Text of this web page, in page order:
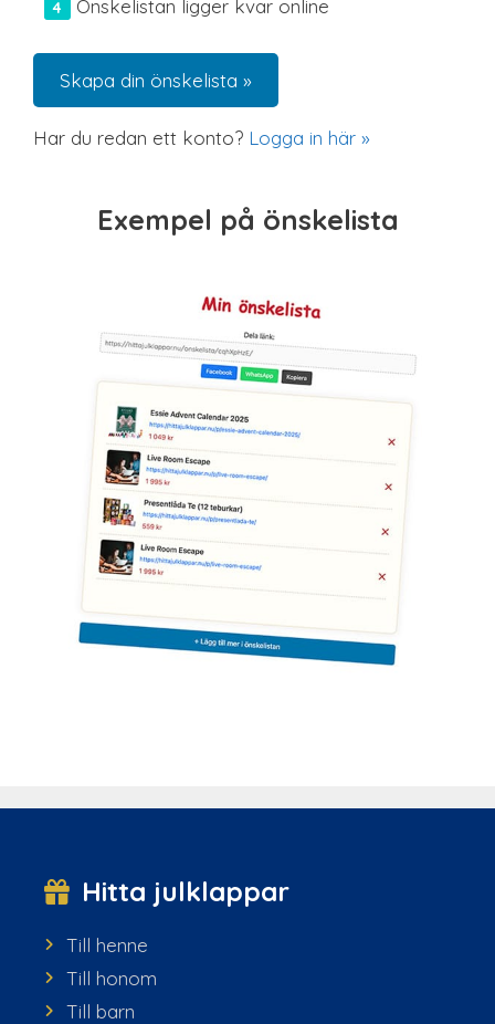
Önskelistan ligger kvar online
Skapa din önskelista »
Har du redan ett konto? Logga in här »
Exempel på önskelista
Hitta julklappar
Till henne
Till honom
Till barn